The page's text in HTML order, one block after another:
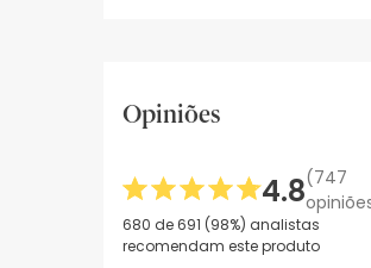
Opiniões
4.8(747
680 de 691 (98%) analistas
recomendam este produto